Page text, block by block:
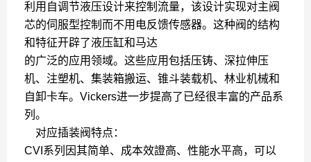
利用自调节液压设计来控制流量，该设计实现对主阀
芯的伺服型控制而不用电反馈传感器。这种阀的结构
和特征开辟了液压缸和马达
的广泛的应用领域。这些应用包括压铸、深拉伸压
机、注塑机、集装箱搬运、锥斗装载机、林业机械和
自卸卡车。Vickers进一步提高了已经很丰富的产品系
列。
对应插装阀特点：
CVI系列因其简单、成本效證高、性能水平高，可以